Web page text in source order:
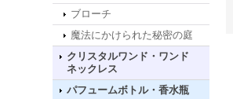
ブローチ
魔法にかけられた秘密の庭
クリスタルワンド・ワンド
ネックレス
パフュームボトル・香水瓶